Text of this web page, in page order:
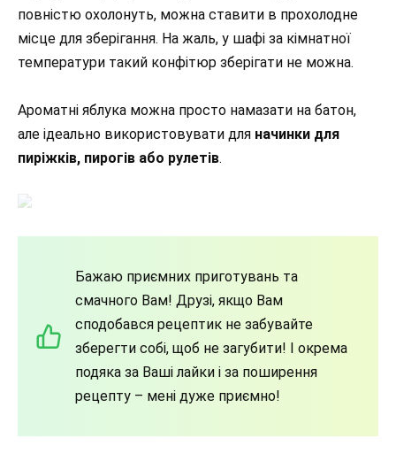
повністю охолонуть, можна ставити в прохолодне
місце для зберігання. На жаль, у шафі за кімнатної
температури такий конфітюр зберігати не можна.
Ароматні яблука можна просто намазати на батон,
але ідеально використовувати для начинки для
пиріжків, пирогів або рулетів.
Бажаю приємних приготувань та
смачного Вам! Друзі, якщо Вам
сподобався рецептик не забувайте
зберегти собі, щоб не загубити! І окрема
подяка за Ваші лайки і за поширення
рецепту – мені дуже приємно!